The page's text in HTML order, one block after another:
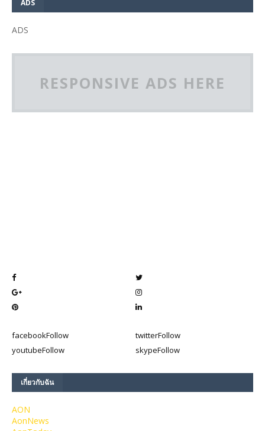
ADS
ADS
RESPONSIVE ADS HERE
facebookFollow twitterFollow
youtubeFollow skypeFollow
เกี่ยวกับฉัน
AON
AonNews